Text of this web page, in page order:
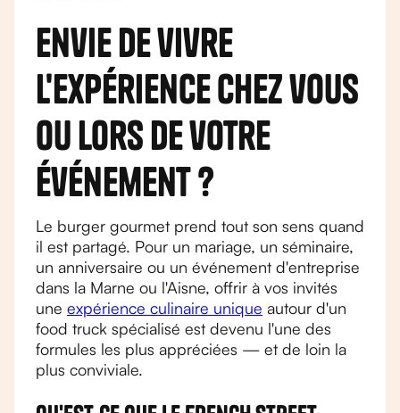
Envie de vivre
l'expérience chez vous
ou lors de votre
événement ?
Le burger gourmet prend tout son sens quand
il est partagé. Pour un mariage, un séminaire,
un anniversaire ou un événement d'entreprise
dans la Marne ou l'Aisne, offrir à vos invités
une expérience culinaire unique autour d'un
food truck spécialisé est devenu l'une des
formules les plus appréciées — et de loin la
plus conviviale.